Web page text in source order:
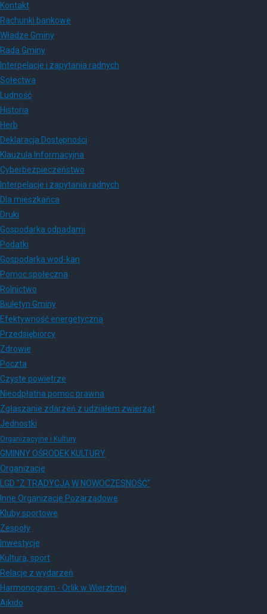
Kontakt
Rachunki bankowe
Władze Gminy
Rada Gminy
Interpelacje i zapytania radnych
Sołectwa
Ludność
Historia
Herb
Deklaracja Dostępności
Klauzula Informacyjna
Cyberbezpieczeństwo
Interpelacje i zapytania radnych
Dla mieszkańca
Druki
Gospodarka odpadami
Podatki
Gospodarka wod-kan
Pomoc społeczna
Rolnictwo
Biuletyn Gminy
Efektywność energetyczna
Przedsiębiorcy
Zdrowie
Poczta
Czyste powietrze
Nieodpłatna pomoc prawna
Zgłaszanie zdarzeń z udziałem zwierząt
Jednostki
Organizacyjne i Kultury
GMINNY OŚRODEK KULTURY
Organizacje
LGD "Z TRADYCJĄ W NOWOCZESNOŚĆ"
Inne Organizacje Pozarządowe
Kluby sportowe
Zespoły
Inwestycje
Kultura, sport
Relacje z wydarzeń
Harmonogram - Orlik w Wierzbnej
Aikido